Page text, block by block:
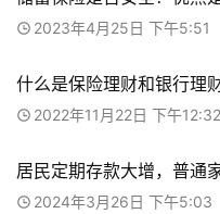
2023年4月25日 下午5:51
什么是保险理财和银行理
2022年11月22日 下午12:32
居民定期存款大增，普通
2024年3月26日 下午5:03